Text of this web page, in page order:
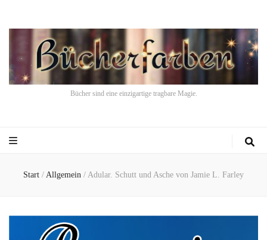
Bücher sind eine einzigartige tragbare Magie.
Start / Allgemein / Adular. Schutt und Asche von Jamie L. Farley